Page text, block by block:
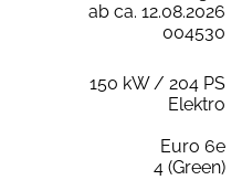
ab ca. 12.08.2026
004530
150 kW / 204 PS
Elektro
Euro 6e
4 (Green)